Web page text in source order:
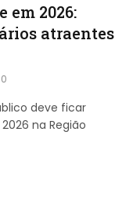
em 2026:
atraentes
0
deve ficar
na Região